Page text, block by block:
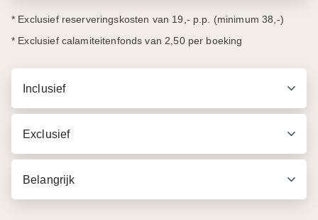
* Exclusief reserveringskosten van 19,- p.p. (minimum 38,-)
* Exclusief calamiteitenfonds van 2,50 per boeking
Inclusief
Exclusief
Belangrijk